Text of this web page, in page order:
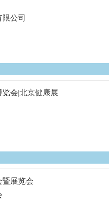
公司
览会|北京健康展
暨展览会